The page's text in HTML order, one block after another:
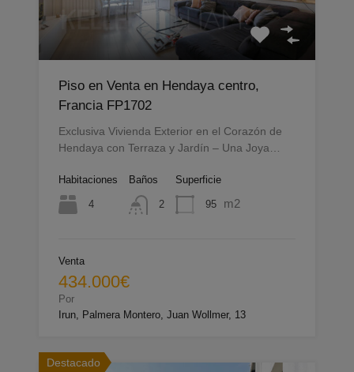
Piso en Venta en Hendaya centro,
Francia FP1702
Exclusiva Vivienda Exterior en el Corazón de
Hendaya con Terraza y Jardín – Una Joya…
Habitaciones
4
Baños
2
Superficie
95 m2
Venta
434.000€
Por
Irun, Palmera Montero, Juan Wollmer, 13
Destacado